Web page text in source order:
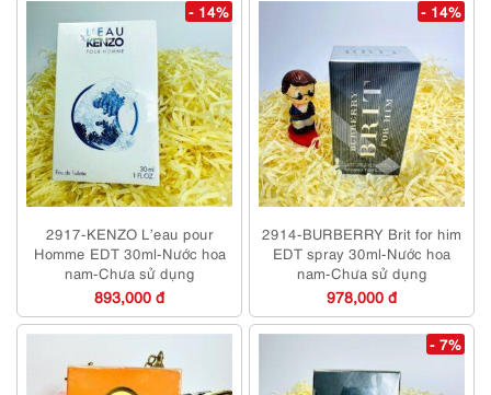
- 14%
2917-KENZO L’eau pour
Homme EDT 30ml-Nước hoa
nam-Chưa sử dụng
893,000 đ
- 14%
2914-BURBERRY Brit for him
EDT spray 30ml-Nước hoa
nam-Chưa sử dụng
978,000 đ
- 7%